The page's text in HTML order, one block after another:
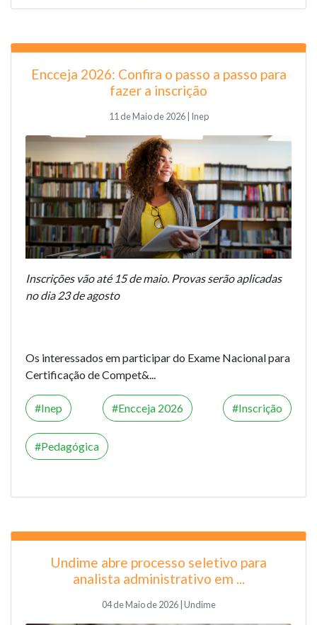
Encceja 2026: Confira o passo a passo para
fazer a inscrição
11 de Maio de 2026 | Inep
Inscrições vão até 15 de maio. Provas serão aplicadas
no dia 23 de agosto
Os interessados em participar do Exame Nacional para
Certificação de Compet&...
Inep Encceja 2026 Inscrição
Pedagógica
Undime abre processo seletivo para
analista administrativo em ...
04 de Maio de 2026 | Undime